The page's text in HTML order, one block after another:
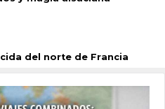
del norte de Francia